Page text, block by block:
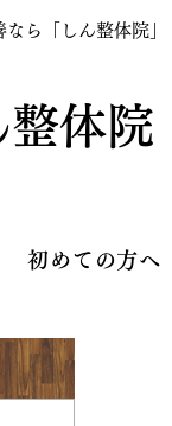
なら「しん整体院」
整体院
初めての方へ